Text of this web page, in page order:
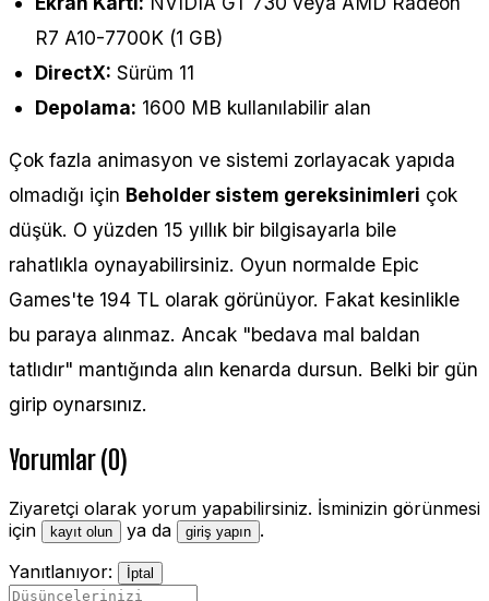
R7 A10-7700K (1 GB)
DirectX: Sürüm 11
Depolama: 1600 MB kullanılabilir alan
Çok fazla animasyon ve sistemi zorlayacak yapıda
olmadığı için Beholder sistem gereksinimleri çok
düşük. O yüzden 15 yıllık bir bilgisayarla bile
rahatlıkla oynayabilirsiniz. Oyun normalde Epic
Games'te 194 TL olarak görünüyor. Fakat kesinlikle
bu paraya alınmaz. Ancak "bedava mal baldan
tatlıdır" mantığında alın kenarda dursun. Belki bir gün
girip oynarsınız.
Yorumlar (0)
Ziyaretçi olarak yorum yapabilirsiniz. İsminizin görünmesi
için
kayıt olun ya da giriş yapın .
Yanıtlanıyor:
İptal